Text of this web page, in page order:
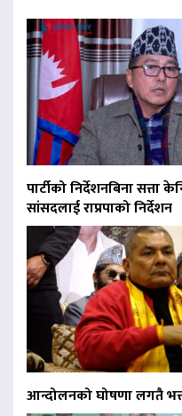
पार्टीको निर्देशनबिना सत्ता
सांसदलाई राप्रपाको निर्देशन
आन्दोलनको घोषणा लगतै